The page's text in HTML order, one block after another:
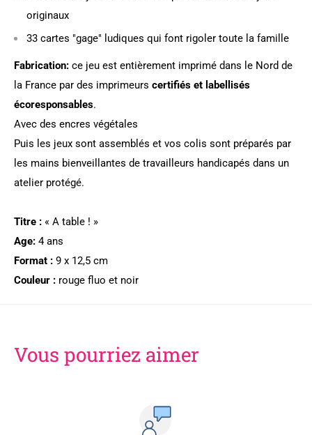
originaux
33 cartes "gage" ludiques qui font rigoler toute la famille
Fabrication: ce jeu est entièrement imprimé dans le Nord de
la France par des imprimeurs certifiés et labellisés
écoresponsables.
Avec des encres végétales
Puis les jeux sont assemblés et vos colis sont préparés par
les mains bienveillantes de travailleurs handicapés dans un
atelier protégé.
Titre : « A table ! »
Age: 4 ans
Format : 9 x 12,5 cm
Couleur : rouge fluo et noir
Vous pourriez aimer